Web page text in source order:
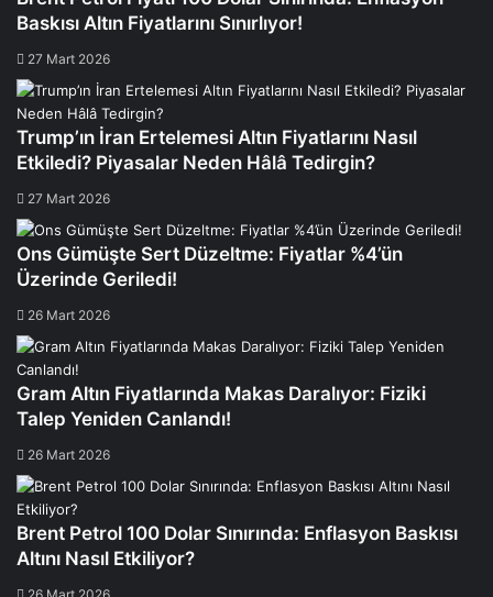
Baskısı Altın Fiyatlarını Sınırlıyor!
27 Mart 2026
Trump’ın İran Ertelemesi Altın Fiyatlarını Nasıl
Etkiledi? Piyasalar Neden Hâlâ Tedirgin?
27 Mart 2026
Ons Gümüşte Sert Düzeltme: Fiyatlar %4’ün
Üzerinde Geriledi!
26 Mart 2026
Gram Altın Fiyatlarında Makas Daralıyor: Fiziki
Talep Yeniden Canlandı!
26 Mart 2026
Brent Petrol 100 Dolar Sınırında: Enflasyon Baskısı
Altını Nasıl Etkiliyor?